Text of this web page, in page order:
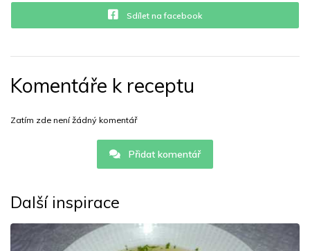
Sdílet na facebook
Komentáře k receptu
Zatím zde není žádný komentář
Přidat komentář
Další inspirace